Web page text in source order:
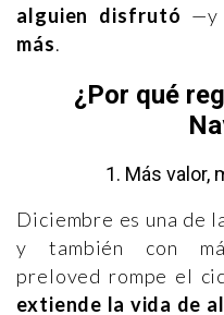
alguien disfrutó —y
más.
¿Por qué
1. Más valor,
Diciembre es una de
y también con
preloved rompe el
extiende la vida de